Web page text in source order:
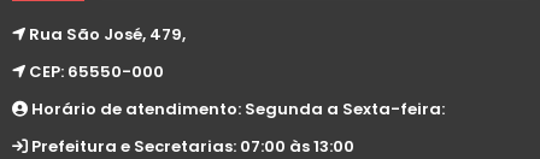
Rua São José, 479,
CEP: 65550-000
Horário de atendimento: Segunda a Sexta-feira:
Prefeitura e Secretarias: 07:00 às 13:00